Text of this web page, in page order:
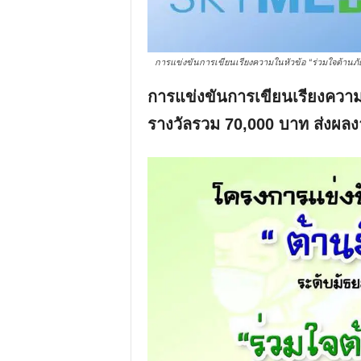
การแข่งขันการเขียนเรียงความในหัวข้อ “ร่วมใจต้านภั
การแข่งขันการเขียนเรียงคว
รางวัลรวม 70,000 บาท ส่งผล